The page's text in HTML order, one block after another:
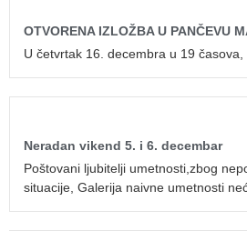
OTVORENA IZLOŽBA U PANČEVU
U četvrtak 16. decembra u 19 časova,
Neradan vikend 5. i 6. decembar
Poštovani ljubitelji umetnosti,zbog
situacije, Galerija naivne umetnosti